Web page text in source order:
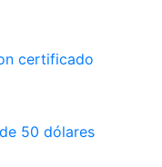
certificado
50 dólares